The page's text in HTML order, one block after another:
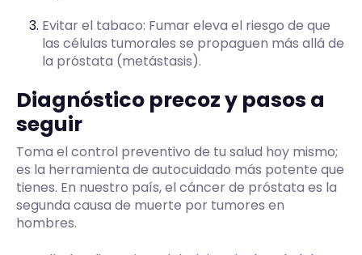
Evitar el tabaco: Fumar eleva el riesgo de que
las células tumorales se propaguen más allá de
la próstata (metástasis).
Diagnóstico precoz y pasos a
seguir
Toma el control preventivo de tu salud hoy mismo;
es la herramienta de autocuidado más potente que
tienes. En nuestro país, el cáncer de próstata es la
segunda causa de muerte por tumores en
hombres.